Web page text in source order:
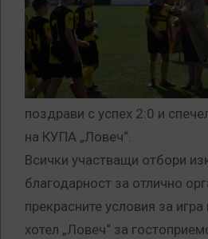
поздрави с успех 2:0 и
на КУПА „Ловеч“.
Всички участващи отбори
благодарност за отлично
прекрасните условия за
хотел „Ловеч“ за